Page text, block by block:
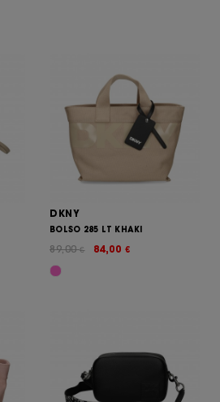
DKNY
BOLSO 285 LT KHAKI
84,00 €
89,00€